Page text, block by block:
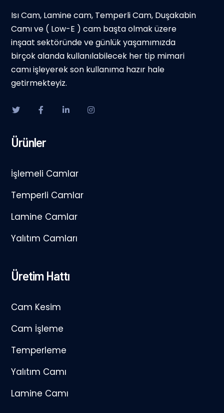
Isı Cam, Lamine cam, Temperli Cam, Duşakabin
Camı ve ( Low-E ) cam başta olmak üzere
inşaat sektöründe ve günlük yaşamımızda
birçok alanda kullanılabilecek her tip mimari
camı işleyerek son kullanıma hazır hale
getirmekteyiz.
Ürünler
İşlemeli Camlar
Temperli Camlar
Lamine Camlar
Yalıtım Camları
Üretim Hattı
Cam Kesim
Cam İşleme
Temperleme
Yalıtım Camı
Lamine Camı